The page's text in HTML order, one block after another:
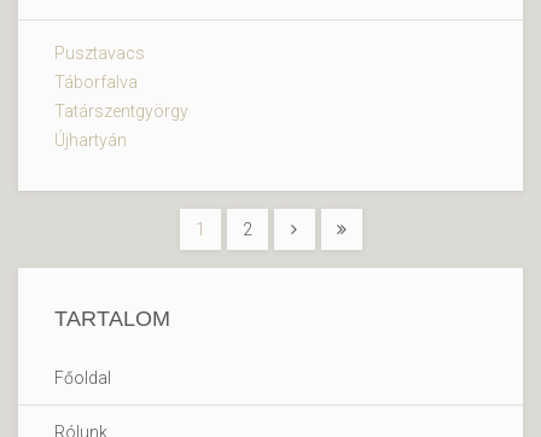
Pusztavacs
Táborfalva
Tatárszentgyörgy
Újhartyán
1 2
TARTALOM
Főoldal
Rólunk